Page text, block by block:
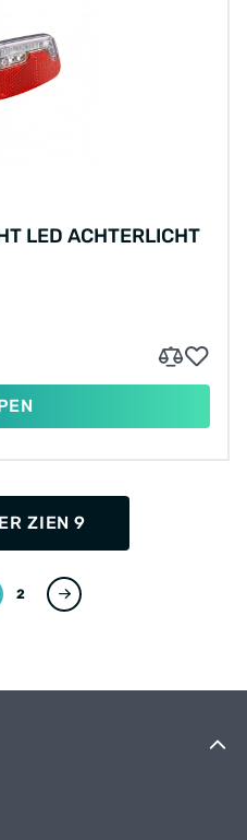
LED ACHTERLICHT
ZIEN 9
2